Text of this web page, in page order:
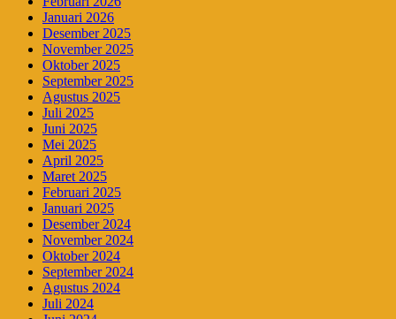
Januari 2026
Desember 2025
November 2025
Oktober 2025
September 2025
Agustus 2025
Juli 2025
Juni 2025
Mei 2025
April 2025
Maret 2025
Februari 2025
Januari 2025
Desember 2024
November 2024
Oktober 2024
September 2024
Agustus 2024
Juli 2024